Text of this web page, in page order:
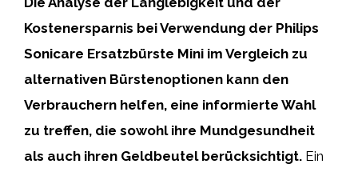
Kostenersparnis bei Verwendung der Philips
Sonicare Ersatzbürste Mini im Vergleich zu
alternativen Bürstenoptionen kann den
Verbrauchern helfen, eine informierte Wahl
zu treffen, die sowohl ihre Mundgesundheit
als auch ihren Geldbeutel berücksichtigt. Ein